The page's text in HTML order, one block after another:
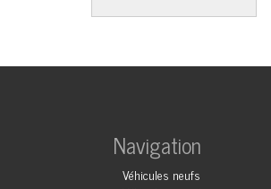
Navigation
Véhicules neufs